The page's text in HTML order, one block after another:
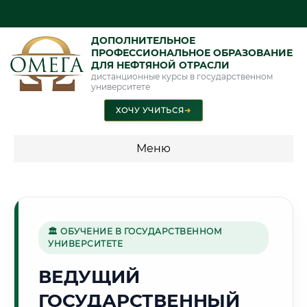
ДОПОЛНИТЕЛЬНОЕ
ПРОФЕССИОНАЛЬНОЕ ОБРАЗОВАНИЕ
ДЛЯ НЕФТЯНОЙ ОТРАСЛИ
дистанционные курсы в государственном
университете
ХОЧУ УЧИТЬСЯ➜
Меню
Г. НОВОКУЗНЕЦК
🏛 ОБУЧЕНИЕ В ГОСУДАРСТВЕННОМ
УНИВЕРСИТЕТЕ
ВЕДУЩИЙ
ГОСУДАРСТВЕННЫЙ